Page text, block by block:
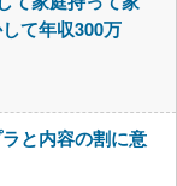
て年収300万
と内容の割に意